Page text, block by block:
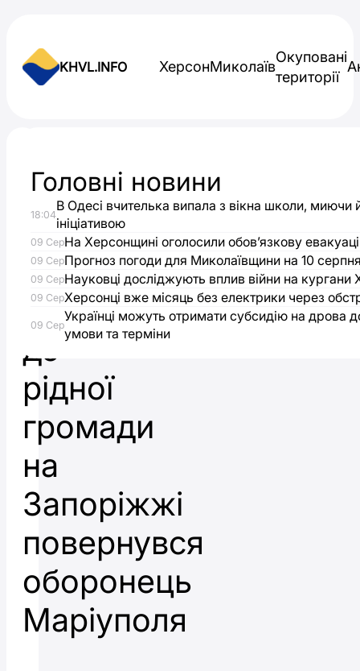
KHVL.INFO ХерсонМиколаїв
Окуповані
території
Після
чотирьох
років
полону
до
рідної
громади
на
Запоріжжі
повернувся
оборонець
Маріуполя
Головні новини
18:04
В Одесі вчителька випала з вікна школи, миючи
ініціативою
09 СерНа Херсонщині оголосили обов’язкову
09 СерПрогноз погоди для Миколаївщини на 10
09 СерНауковці досліджують вплив війни на
09 СерХерсонці вже місяць без електрики через
09 Сер
Українці можуть отримати субсидію на дрова
умови та терміни